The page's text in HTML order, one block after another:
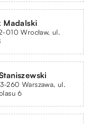
Madalski
010 Wrocław, ul.
260 Warszawa, ul.
6